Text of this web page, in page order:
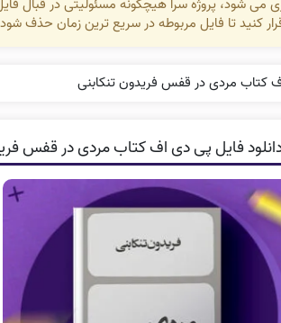
می شود، پروژه سرا هیچگونه مسئولیتی در
کنید تا فایل مربوطه در سریع ترین زمان حذف
کتاب مردی در قفس فریدون تنکابنی
فایل پی دی اف کتاب مردی در قفس